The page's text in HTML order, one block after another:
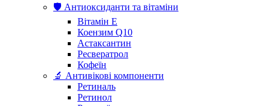
🛡️ Антиоксиданти та вітаміни
Вітамін Е
Коензим Q10
Астаксантин
Ресвератрол
Кофеїн
🔬 Антивікові компоненти
Ретиналь
Ретинол